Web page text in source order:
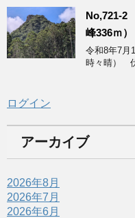
No,721-2
峰336ｍ）
令和8年7
時々晴）
ログイン
アーカイブ
2026年8月
2026年7月
2026年6月